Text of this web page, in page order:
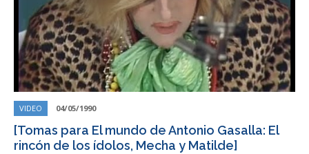
VIDEO 04/05/1990
[Tomas para El mundo de Antonio Gasalla: El
rincón de los ídolos, Mecha y Matilde]